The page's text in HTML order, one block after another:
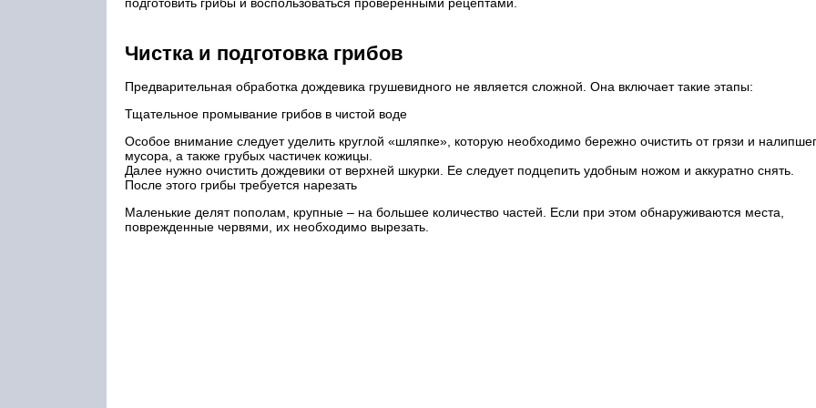
Чистка и подготовка грибов
Предварительная обработка дождевика грушевидного не является сложной. Она включает такие этапы:
Тщательное промывание грибов в чистой воде
Особое внимание следует уделить круглой «шляпке», которую необходимо бережно очистить от грязи и
мусора, а также грубых частичек кожицы.
Далее нужно очистить дождевики от верхней шкурки. Ее следует подцепить удобным ножом и аккуратно снять.
После этого грибы требуется нарезать
Маленькие делят пополам, крупные – на большее количество частей. Если при этом обнаруживаются места,
поврежденные червями, их необходимо вырезать.